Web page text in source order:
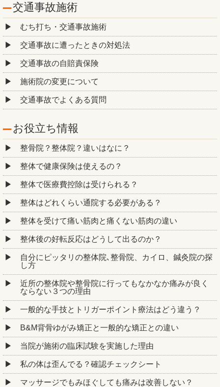
交通事故施術
むち打ち・交通事故施術
交通事故に遭ったときの対処法
交通事故の自賠責保険
施術院の変更について
交通事故でよくある質問
お役立ち情報
整骨院？整体院？違いはなに？
整体で健康保険は使えるの？
整体で医療費控除は受けられる？
整体はどれくらい通院する必要がある？
整体を受けて痛い筋肉と痛くない筋肉の違い
整体後の好転反応はどうして出るのか？
自分にピッタリの整体院､整骨院、カイロ、鍼灸院の探
し方
近所の整体院や整骨院に行ってもなかなか痛みが良く
ならない３つの理由
一般的な手技とトリガーポイント療法はどう違う？
B&M背骨ゆがみ矯正と一般的な矯正との違い
当院が施術の臨床試験を実施した理由
私の体は歪んでる？確認チェックシート
マッサージでもみほぐしても痛みは改善しない？